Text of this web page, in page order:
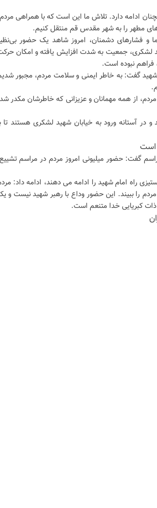
ادامه دارد. تلاش ما این است که با همراهی
مطهر را به شهر مقدس قم منتقل کنیم.
و فشارهای دشمنان، امروز شاهد یک حضور
لشکری، جمعیت به شدت افزایش یافته و امکان
فراهم نبوده است.
شهید گفت: به خاطر ایمنی و سلامت مردم، مجبور
از همه مهمانان و عزیزانی که خاطرشان مکدر
در آستانه ورود به خیابان شهید لشکری هستند تا
است
گفت: حضور میلیونی امروز مردم در مراسم
راه امام شهید را ادامه می دهند، ادامه داد:
را ببیند. این حضور وداع با رهبر شهید نیست و
کبریایی خدا متنعم است.